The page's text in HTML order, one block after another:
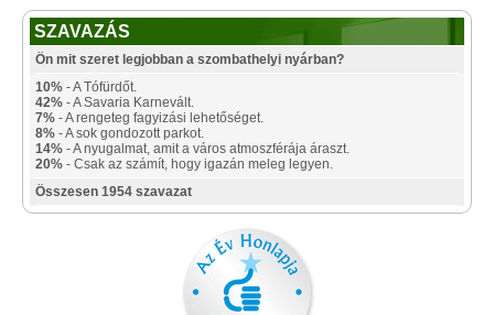
SZAVAZÁS
Ön mit szeret legjobban a szombathelyi nyárban?
10% - A Tófürdőt.
42% - A Savaria Karnevált.
7% - A rengeteg fagyizási lehetőséget.
8% - A sok gondozott parkot.
14% - A nyugalmat, amit a város atmoszférája áraszt.
20% - Csak az számít, hogy igazán meleg legyen.
Összesen 1954 szavazat